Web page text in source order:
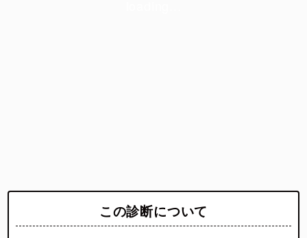
この診断について